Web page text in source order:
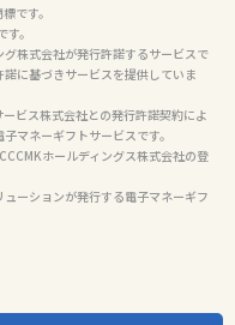
です。
。
グ株式会社が発行許諾するサービスで
に基づきサービスを提供していま
ビス株式会社との発行許諾契約によ
マネーギフトサービスです。
ホールディングス株式会社の登
ーションが発行する電子マネーギフ